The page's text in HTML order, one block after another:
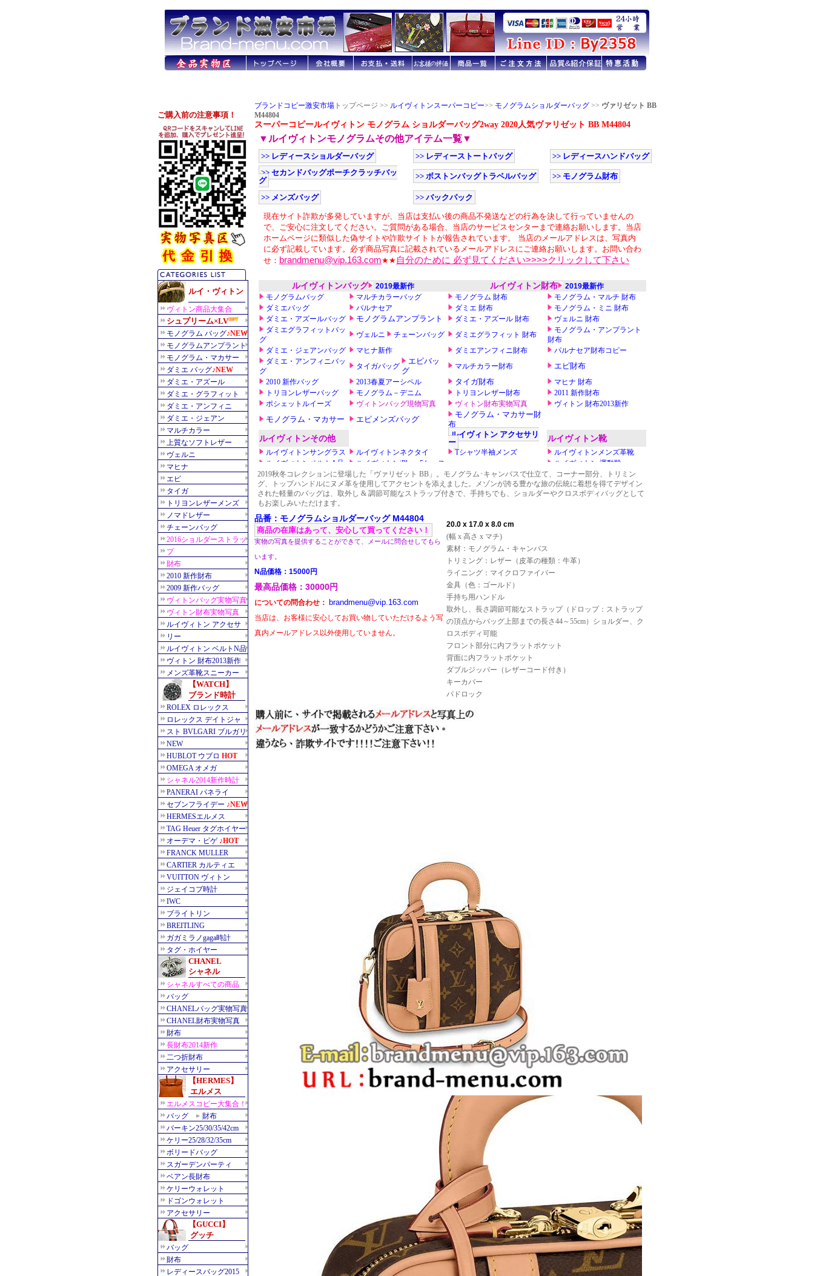
ブランドコピー激安市場 トップページ >> ルイヴィトンスーパーコピー>> モノグラムショルダーバッグ >> ヴァリゼット BB
M44804
スーパーコピールイヴィトン モノグラム ショルダーバッグ2way 2020人気ヴァリゼット BB M44804
▼ルイヴィトンモノグラムその他アイテム一覧▼
>> レディースショルダーバッグ >> レディーストートバッグ
>> レディースハンドバッグ
>> セカンドバッグポーチクラッチバッ
グ
>> ボストンバッグトラベルバッグ >> モノグラム財布
>> メンズバッグ >> バックパック
2019秋冬コレクションに登場した「ヴァリゼット BB」。モノグラム･キャンバスで仕立て、コーナー部分、トリミン
グ、トップハンドルにヌメ革を使用してアクセントを添えました。メゾンが誇る豊かな旅の伝統に着想を得てデザイン
された軽量のバッグは、取外し & 調節可能なストラップ付きで、手持ちでも、ショルダーやクロスボディバッグとして
もお楽しみいただけます。
品番：モノグラムショルダーバッグ M44804
商品の在庫はあって、安心して買ってください！
実物の写真を提供することができて、メールに問合せしてもら
います。
N品価格：15000円
最高品価格：30000円
についての問合わせ： brandmenu@vip.163.com
当店は、お客様に安心してお買い物していただけるよう写
真内メールアドレス以外使用していません。
20.0 x 17.0 x 8.0 cm
(幅 x 高さ x マチ)
素材：モノグラム・キャンバス
トリミング：レザー（皮革の種類：牛革）
ライニング：マイクロファイバー
金具（色：ゴールド）
手持ち用ハンドル
取外し、長さ調節可能なストラップ（ドロップ：ストラップ
の頂点からバッグ上部までの長さ44～55cm）ショルダー、ク
ロスボディ可能
フロント部分に内フラットポケット
背面に内フラットポケット
ダブルジッパー（レザーコード付き）
キーカバー
パドロック